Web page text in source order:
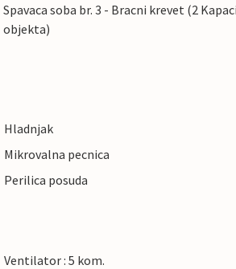
Spavaca soba br. 3 - Bracni krevet (2
objekta)
Hladnjak
Mikrovalna pecnica
Perilica posuda
Ventilator : 5 kom.